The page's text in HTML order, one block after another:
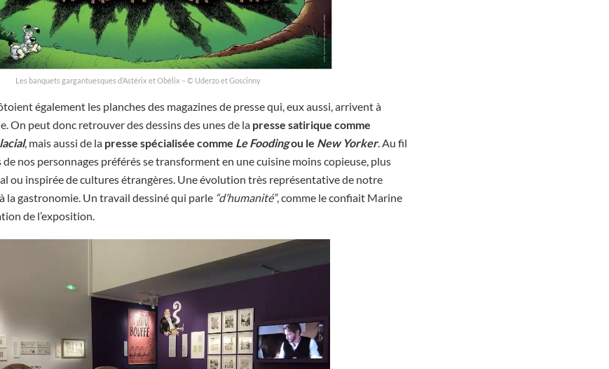
Les banquets gargantuesques d’Astérix et Obélix – © Uderzo et Goscinny
également les planches des magazines de presse qui, eux aussi, arrivent à
On peut donc retrouver des dessins des unes de la presse satirique comme
, mais aussi de la presse spécialisée comme Le Foodingou le New Yorker. Au fil
nos personnages préférés se transforment en une cuisine moins copieuse, plus
ou inspirée de cultures étrangères. Une évolution très représentative de notre
la gastronomie. Un travail dessiné qui parle “d’humanité”, comme le confiait Marine
de l’exposition.